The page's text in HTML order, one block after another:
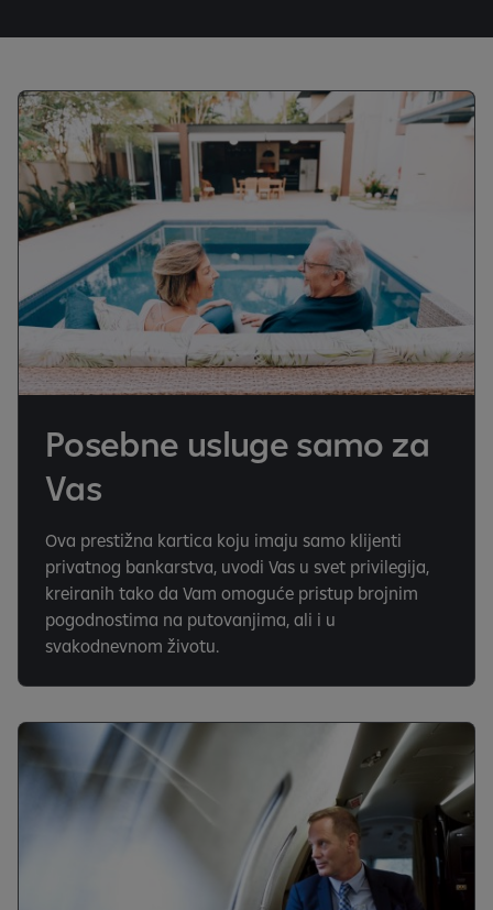
Posebne usluge samo za
Vas
Ova prestižna kartica koju imaju samo klijenti
privatnog bankarstva, uvodi Vas u svet privilegija,
kreiranih tako da Vam omoguće pristup brojnim
pogodnostima na putovanjima, ali i u
svakodnevnom životu.